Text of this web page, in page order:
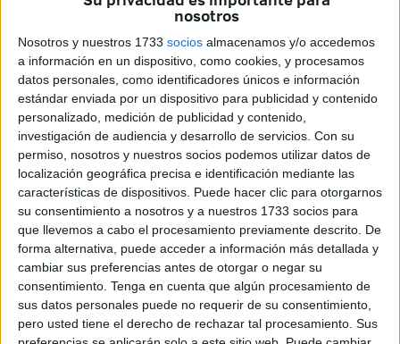
nosotros
Nosotros y nuestros 1733 socios almacenamos y/o accedemos
a información en un dispositivo, como cookies, y procesamos
datos personales, como identificadores únicos e información
estándar enviada por un dispositivo para publicidad y contenido
personalizado, medición de publicidad y contenido,
investigación de audiencia y desarrollo de servicios. Con su
permiso, nosotros y nuestros socios podemos utilizar datos de
localización geográfica precisa e identificación mediante las
características de dispositivos. Puede hacer clic para otorgarnos
su consentimiento a nosotros y a nuestros 1733 socios para
que llevemos a cabo el procesamiento previamente descrito. De
forma alternativa, puede acceder a información más detallada y
cambiar sus preferencias antes de otorgar o negar su
consentimiento. Tenga en cuenta que algún procesamiento de
sus datos personales puede no requerir de su consentimiento,
pero usted tiene el derecho de rechazar tal procesamiento. Sus
de ellos depende un veredicto, el de culpable o no.
Las mentiras del policía Alonso que